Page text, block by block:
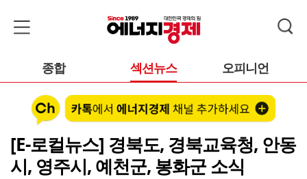
종합 섹션뉴스 오피니언
[E-로컬뉴스] 경북도, 경북교육청, 안동
시, 영주시, 예천군, 봉화군 소식